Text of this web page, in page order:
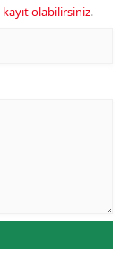
kayıt olabilirsiniz.